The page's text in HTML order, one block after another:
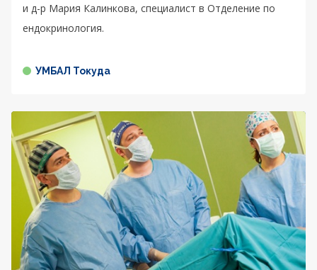
и д-р Мария Калинкова, специалист в Отделение по
ендокринология.
УМБАЛ Токуда